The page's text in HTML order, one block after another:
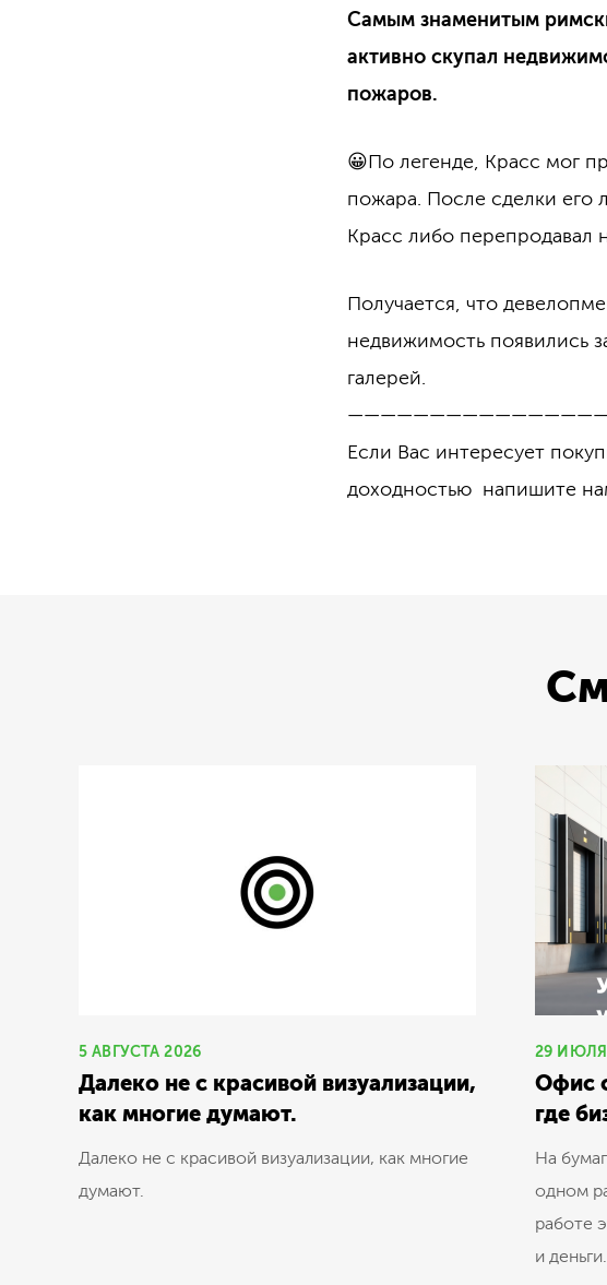
Самым знаменитым
активно скупал
пожаров.
😀По легенде, Красс мог
пожара. После сделки его
Красс либо перепродавал
Получается, что
недвижимость появились
галерей.
Если Вас интересует
доходностью напишите
5 АВГУСТА 2026
Далеко не с красивой визуализации,
как многие думают.
Далеко не с красивой визуализации, как многие
думают.
29 ИЮЛЯ
Офис
где
На
одном
работе
и деньги.